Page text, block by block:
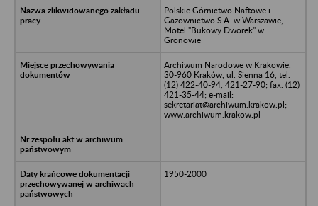
Polskie Górnictwo Naftowe i
Gazownictwo S.A. w Warszawie,
Motel "Bukowy Dworek" w
Gronowie
Archiwum Narodowe w Krakowie,
30-960 Kraków, ul. Sienna 16, tel.
(12) 422-40-94, 421-27-90; fax. (12)
421-35-44; e-mail:
sekretariat@archiwum.krakow.pl;
www.archiwum.krakow.pl
1950-2000